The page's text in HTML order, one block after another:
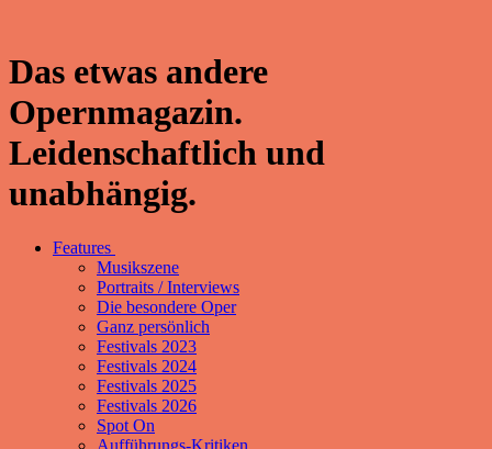
Das etwas andere
Opernmagazin.
Leidenschaftlich und
unabhängig.
Features
Musikszene
Portraits / Interviews
Die besondere Oper
Ganz persönlich
Festivals 2023
Festivals 2024
Festivals 2025
Festivals 2026
Spot On
Aufführungs-Kritiken